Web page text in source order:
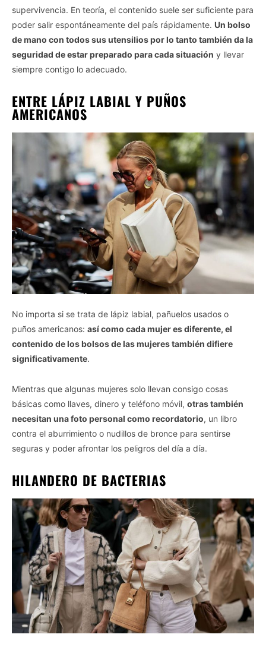
supervivencia. En teoría, el contenido suele ser suficiente para
poder salir espontáneamente del país rápidamente. Un bolso
de mano con todos sus utensilios por lo tanto también da la
seguridad de estar preparado para cada situación y llevar
siempre contigo lo adecuado.
ENTRE LÁPIZ LABIAL Y PUÑOS
AMERICANOS
No importa si se trata de lápiz labial, pañuelos usados ​​o
puños americanos: así como cada mujer es diferente, el
contenido de los bolsos de las mujeres también difiere
significativamente.
Mientras que algunas mujeres solo llevan consigo cosas
básicas como llaves, dinero y teléfono móvil, otras también
necesitan una foto personal como recordatorio, un libro
contra el aburrimiento o nudillos de bronce para sentirse
seguras y poder afrontar los peligros del día a día.
HILANDERO DE BACTERIAS